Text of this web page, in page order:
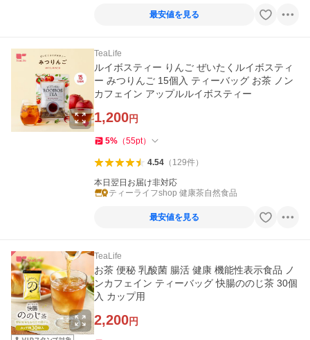
最安値を見る
TeaLife
ルイボスティー りんご ぜいたくルイボスティ
ー みつりんご 15個入 ティーバッグ お茶 ノン
カフェイン アップルルイボスティー
1,200円
5% （55pt）
4.54（ 129件）
本日翌日お届け非対応
ティーライフshop 健康茶自然食品
最安値を見る
TeaLife
お茶 便秘 乳酸菌 腸活 健康 機能性表示食品 ノ
ンカフェイン ティーバッグ 快腸ののじ茶 30個
入 カップ用
2,200円